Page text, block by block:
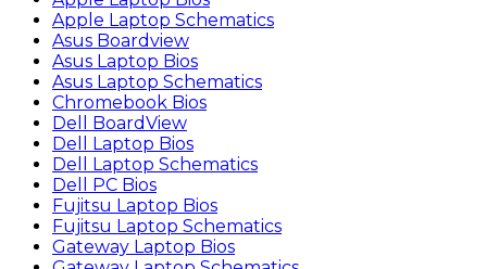
Apple Laptop Schematics
Asus Boardview
Asus Laptop Bios
Asus Laptop Schematics
Chromebook Bios
Dell BoardView
Dell Laptop Bios
Dell Laptop Schematics
Dell PC Bios
Fujitsu Laptop Bios
Fujitsu Laptop Schematics
Gateway Laptop Bios